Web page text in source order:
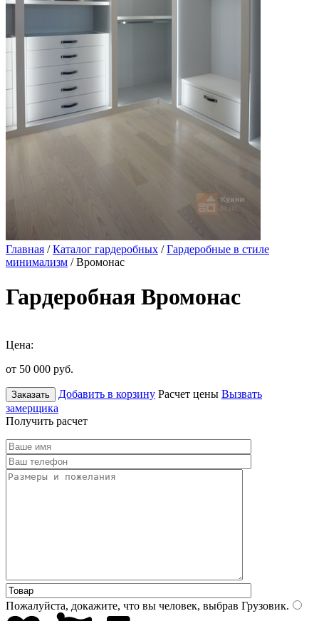
Главная /Каталог гардеробных /Гардеробные в стиле
минимализм / Вромонас
Гардеробная Вромонас
Цена:
от 50 000 руб.
Заказать Добавить в корзину Расчет цены Вызвать
замерщика
Получить расчет
Пожалуйста, докажите, что вы человек, выбрав Грузовик.